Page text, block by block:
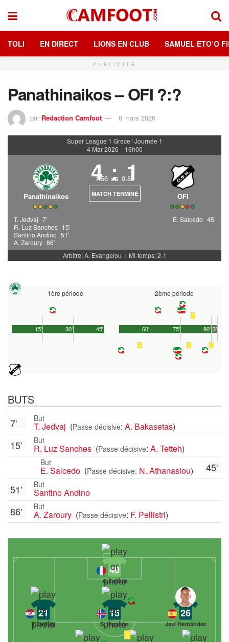
TOLI EN DIRECT LIONS EN CLUB SAMUEL ETO’O
PUBLICITÉ
Panathinaikos – OFI ?:?
par Redaction Camfoot 8 mars 2026
Super League 1 Grece | Journée 1
4 Mar 2026 - 16h00
Panathinaikos
4 : 1
1.56 xG 0.88
MATCH TERMINÉ OFI
T. Jedvaj 7'
R. Luz Sanches 15'
Santino Andino 51'
A. Zaroury 86'
E. Salcedo 45'
Arbitre: A. Evangelou | Mi-temps: 2-1
1ère période
45'
15' 30'
2ème période
90'
60' 75' 3'
BUTS
But
T. Jedvaj (Passe décisive: A. Bakasetas)
7'
But
R. Luz Sanches (Passe décisive: A. Tetteh)
15'
45'
But
E. Salcedo (Passe décisive: N. Athanasiou)
But
Santino Andino
51'
But
A. Zaroury (Passe décisive: F. Pellistri)
86'
40
A. Lafont
26
Javi Hernández
15
S. Ingason
21
T. Jedvaj